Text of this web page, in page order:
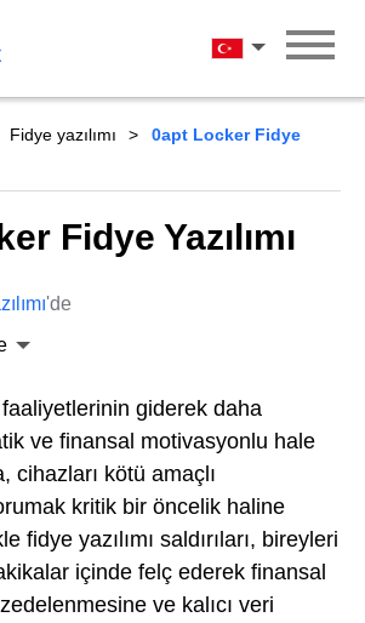
Türkçe
Fidye yazılımı
0apt Locker Fidye
Fidye Yazılımı
'de
giderek daha
ve finansal motivasyonlu hale
cihazları kötü amaçlı
kritik bir öncelik haline
fidye yazılımı saldırıları, bireyleri
içinde felç ederek finansal
ve kalıcı veri